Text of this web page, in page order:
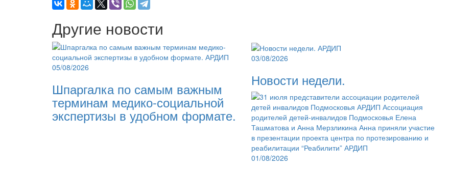
Другие новости
05/08/2026
Шпаргалка по самым важным
терминам медико-социальной
экспертизы в удобном формате.
03/08/2026
Новости недели.
01/08/2026